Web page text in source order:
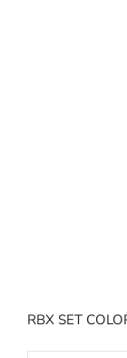
RBX SET